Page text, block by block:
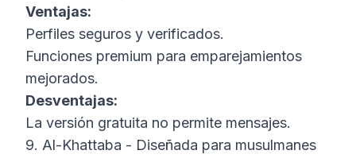
Ventajas:
Perfiles seguros y verificados.
Funciones premium para emparejamientos
mejorados.
Desventajas:
La versión gratuita no permite mensajes.
9. Al-Khattaba - Diseñada para musulmanes